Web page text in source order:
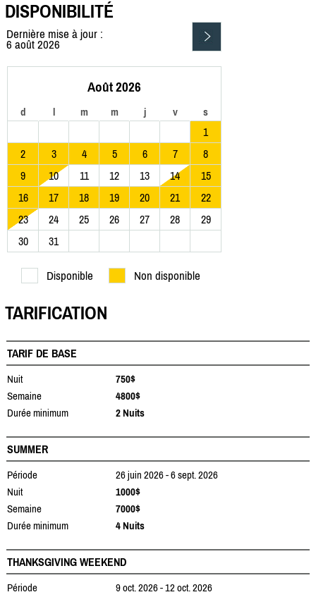
DISPONIBILITÉ
Dernière mise à jour :
6 août 2026
Août 2026
d l m m j v s
1
2
3 4 5 6 7
8
9
10 11 12 13 14
15
16
17 18 19 20 21
22
23
24 25 26 27 28
29
30
31
Disponible Non disponible
TARIFICATION
TARIF DE BASE
Nuit
750$
Semaine
4800$
Durée minimum
2 Nuits
SUMMER
Période
26 juin 2026 - 6 sept. 2026
Nuit
1000$
Semaine
7000$
Durée minimum
4 Nuits
THANKSGIVING WEEKEND
Période
9 oct. 2026 - 12 oct. 2026